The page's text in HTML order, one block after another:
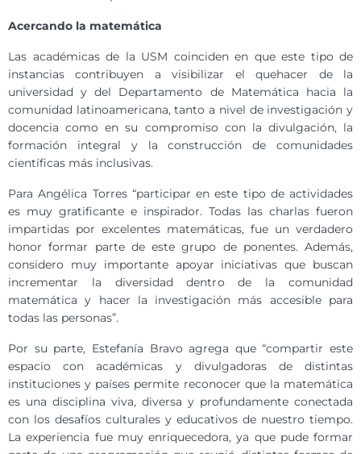
Acercando la matemática
Las académicas de la USM coinciden en que este tipo de
instancias contribuyen a visibilizar el quehacer de la
universidad y del Departamento de Matemática hacia la
comunidad latinoamericana, tanto a nivel de investigación y
docencia como en su compromiso con la divulgación, la
formación integral y la construcción de comunidades
científicas más inclusivas.
Para Angélica Torres “participar en este tipo de actividades
es muy gratificante e inspirador. Todas las charlas fueron
impartidas por excelentes matemáticas, fue un verdadero
honor formar parte de este grupo de ponentes. Además,
considero muy importante apoyar iniciativas que buscan
incrementar la diversidad dentro de la comunidad
matemática y hacer la investigación más accesible para
todas las personas”.
Por su parte, Estefanía Bravo agrega que “compartir este
espacio con académicas y divulgadoras de distintas
instituciones y países permite reconocer que la matemática
es una disciplina viva, diversa y profundamente conectada
con los desafíos culturales y educativos de nuestro tiempo.
La experiencia fue muy enriquecedora, ya que pude formar